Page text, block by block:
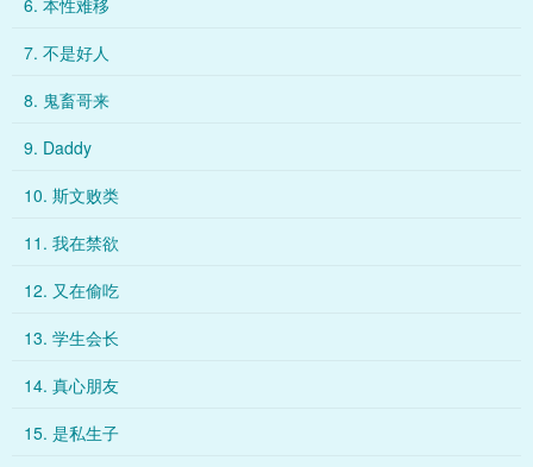
6. 本性难移
7. 不是好人
8. 鬼畜哥来
9. Daddy
10. 斯文败类
11. 我在禁欲
12. 又在偷吃
13. 学生会长
14. 真心朋友
15. 是私生子